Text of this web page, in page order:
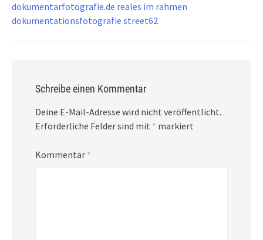
dokumentarfotografie.de reales im rahmen
dokumentationsfotografie street62
Schreibe einen Kommentar
Deine E-Mail-Adresse wird nicht veröffentlicht.
Erforderliche Felder sind mit * markiert
Kommentar *